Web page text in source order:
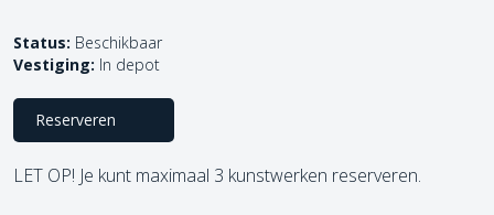
Status: Beschikbaar
Vestiging: In depot
Reserveren
LET OP! Je kunt maximaal 3 kunstwerken reserveren.